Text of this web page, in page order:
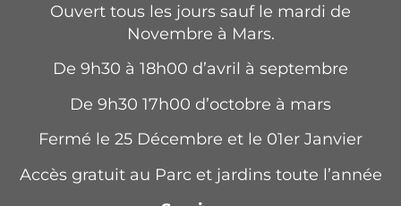
Ouvert tous les jours sauf le mardi de
Novembre à Mars.
De 9h30 à 18h00 d’avril à septembre
De 9h30 17h00 d’octobre à mars
Fermé le 25 Décembre et le 01er Janvier
Accès gratuit au Parc et jardins toute l’année